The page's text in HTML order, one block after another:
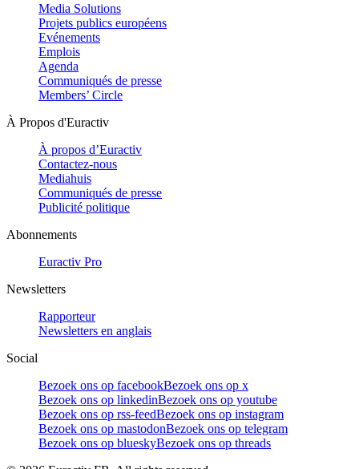
Media Solutions
Projets publics européens
Evénements
Emplois
Agenda
Communiqués de presse
Members’ Circle
À Propos d'Euractiv
À propos d’Euractiv
Contactez-nous
Mediahuis
Communiqués de presse
Publicité politique
Abonnements
Euractiv Pro
Newsletters
Rapporteur
Newsletters en anglais
Social
Bezoek ons op facebookBezoek ons op x
Bezoek ons op linkedinBezoek ons op youtube
Bezoek ons op rss-feedBezoek ons op instagram
Bezoek ons op mastodonBezoek ons op telegram
Bezoek ons op blueskyBezoek ons op threads